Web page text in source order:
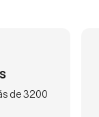
de 3200